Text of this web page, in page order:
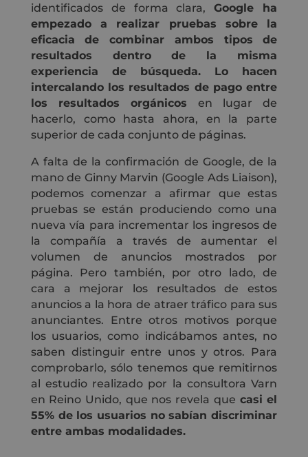
identificados de forma clara,Google ha
empezado a realizar pruebas sobre la
eficacia de combinar ambos tipos de
resultados dentro de la misma
experiencia de búsqueda. Lo hacen
intercalando los resultados de pago entre
los resultados orgánicos en lugar de
hacerlo, como hasta ahora, en la parte
superior de cada conjunto de páginas.
A falta de la confirmación de Google, de la
mano de Ginny Marvin (Google Ads Liaison),
podemos comenzar a afirmar que estas
pruebas se están produciendo como una
nueva vía para incrementar los ingresos de
la compañía a través de aumentar el
volumen de anuncios mostrados por
página. Pero también, por otro lado, de
cara a mejorar los resultados de estos
anuncios a la hora de atraer tráfico para sus
anunciantes. Entre otros motivos porque
los usuarios, como indicábamos antes, no
saben distinguir entre unos y otros. Para
comprobarlo, sólo tenemos que remitirnos
al estudio realizado por la consultora Varn
en Reino Unido, que nos revela que casi el
55% de los usuarios no sabían discriminar
entre ambas modalidades.